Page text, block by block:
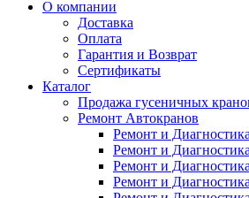
О компании
Доставка
Оплата
Гарантия и Возврат
Сертификаты
Каталог
Продажа гусеничных
Ремонт Автокранов
Ремонт и
Ремонт и
Ремонт и
Ремонт и